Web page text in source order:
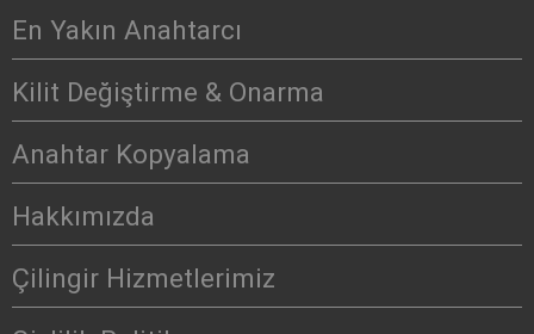
En Yakın Anahtarcı
Kilit Değiştirme & Onarma
Anahtar Kopyalama
Hakkımızda
Çilingir Hizmetlerimiz